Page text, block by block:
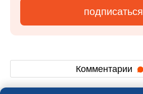
подписаться
Комментарии